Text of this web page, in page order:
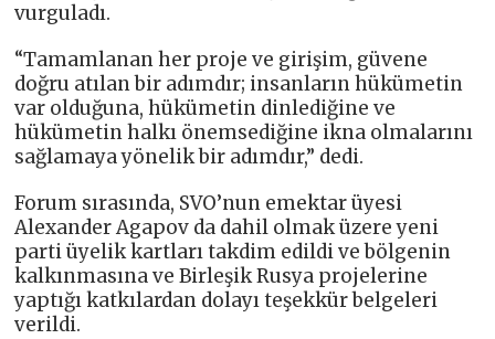
vurguladı.
“Tamamlanan her proje ve girişim, güvene
doğru atılan bir adımdır; insanların hükümetin
var olduğuna, hükümetin dinlediğine ve
hükümetin halkı önemsediğine ikna olmalarını
sağlamaya yönelik bir adımdır,” dedi.
Forum sırasında, SVO’nun emektar üyesi
Alexander Agapov da dahil olmak üzere yeni
parti üyelik kartları takdim edildi ve bölgenin
kalkınmasına ve Birleşik Rusya projelerine
yaptığı katkılardan dolayı teşekkür belgeleri
verildi.